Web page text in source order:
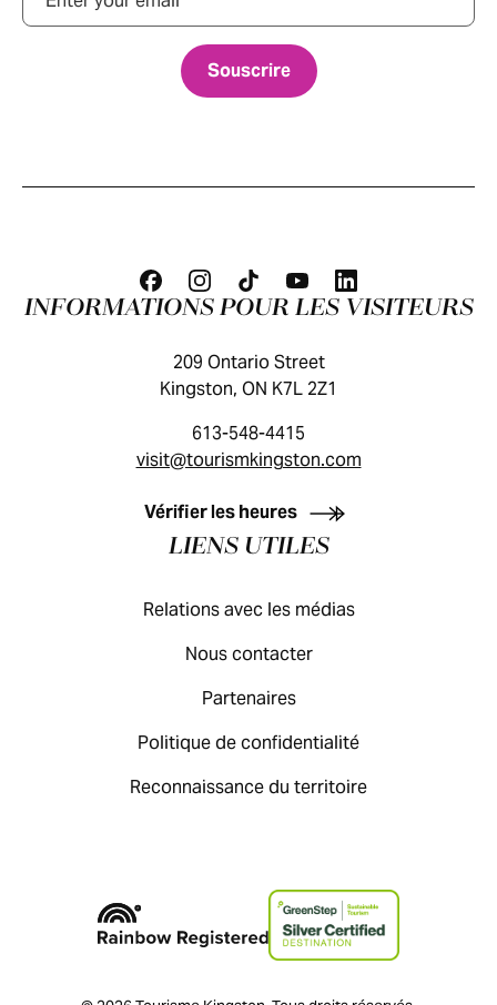
GUIDE DES VISITEURS
INFORMATIONS POUR LES VISITEURS
209 Ontario Street
Kingston, ON K7L 2Z1
613-548-4415
visit@tourismkingston.com
Vérifier les heures
LIENS UTILES
Relations avec les médias
Nous contacter
Partenaires
Politique de confidentialité
Reconnaissance du territoire